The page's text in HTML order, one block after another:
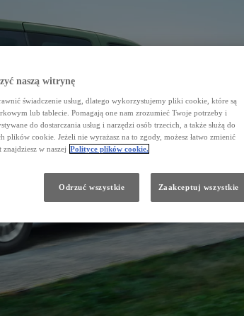
naszą witrynę
świadczenie usług, dlatego wykorzystujemy pliki cookie, które są
lub tablecie. Pomagają one nam zrozumieć Twoje potrzeby i
do dostarczania usług i narzędzi osób trzecich, a także służą do
plików cookie. Jeżeli nie wyrażasz na to zgody, możesz łatwo zmienić
w naszej Polityce plików cookie.
Odrzuć wszystkie Zaakceptuj wszystkie